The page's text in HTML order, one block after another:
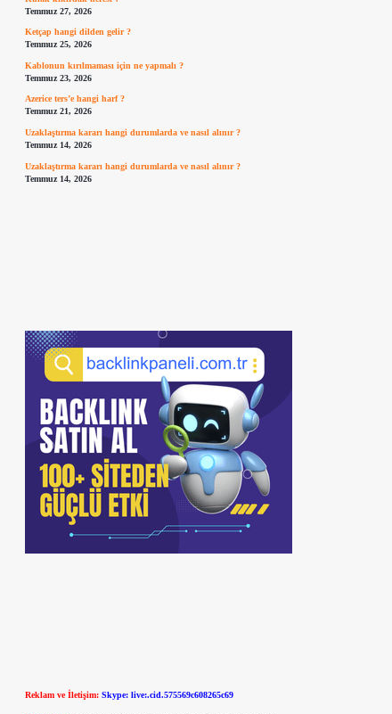
Temmuz 27, 2026
Ketçap hangi dilden gelir ?
Temmuz 25, 2026
Kablonun kırılmaması için ne yapmalı ?
Temmuz 23, 2026
Azerice ters’e hangi harf ?
Temmuz 21, 2026
Uzaklaştırma kararı hangi durumlarda ve nasıl alınır ?
Temmuz 14, 2026
Uzaklaştırma kararı hangi durumlarda ve nasıl alınır ?
Temmuz 14, 2026
Reklam ve İletişim: Skype: live:.cid.575569c608265c69